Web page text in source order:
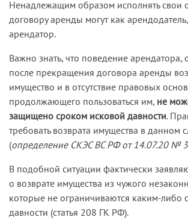
Ненадлежащим образом исполнять свои
договору аренды могут как
арендатор.
Важно знать, что поведение арендатора,
после прекращения договора аренды
имущество и в отсутствие правовых
продолжающего пользоваться им, не
защищено сроком исковой давности.
требовать возврата имущества в данном
(определение СКЭС ВС РФ от 14.07.20 №
В подобной ситуации фактически
о возврате имущества из чужого
которые не ограничиваются каким-либо
давности (статья 208 ГК РФ).